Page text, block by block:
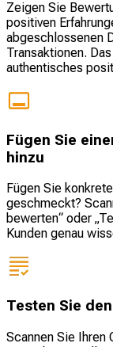
Zeigen Sie
positiven
abgeschlossenen
Transaktionen.
authentisches
Fügen Sie
hinzu
Fügen Sie
geschmeckt?
bewerten“ oder
Kunden genau
Testen Sie
Scannen Sie Ihren